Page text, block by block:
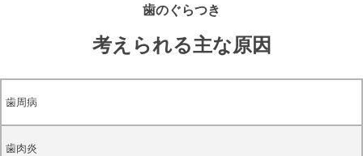
歯のぐらつき
考えられる主な原因
歯周病
歯肉炎